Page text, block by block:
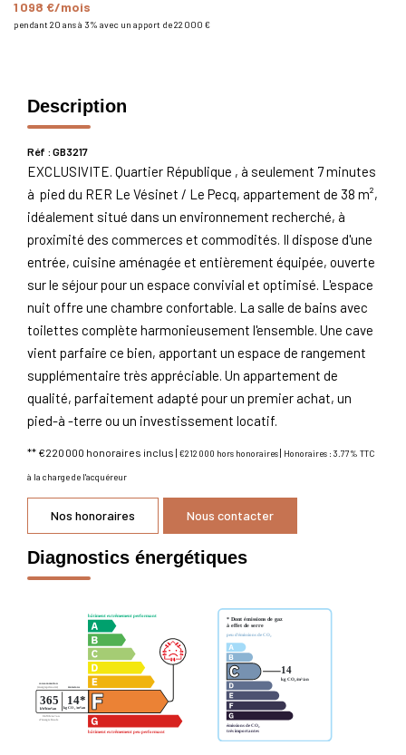
1 098 €/mois
pendant 20 ans à 3% avec un apport de 22 000 €
Description
Réf : GB3217
EXCLUSIVITE. Quartier République , à seulement 7 minutes
à pied du RER Le Vésinet / Le Pecq, appartement de 38 m²,
idéalement situé dans un environnement recherché, à
proximité des commerces et commodités. Il dispose d'une
entrée, cuisine aménagée et entièrement équipée, ouverte
sur le séjour pour un espace convivial et optimisé. L'espace
nuit offre une chambre confortable. La salle de bains avec
toilettes complète harmonieusement l'ensemble. Une cave
vient parfaire ce bien, apportant un espace de rangement
supplémentaire très appréciable. Un appartement de
qualité, parfaitement adapté pour un premier achat, un
pied-à -terre ou un investissement locatif.
** €220 000 honoraires inclus | €212 000 hors honoraires| Honoraires : 3.77% TTC
à la charge de l'acquéreur
Nos honoraires Nous contacter
Diagnostics énergétiques